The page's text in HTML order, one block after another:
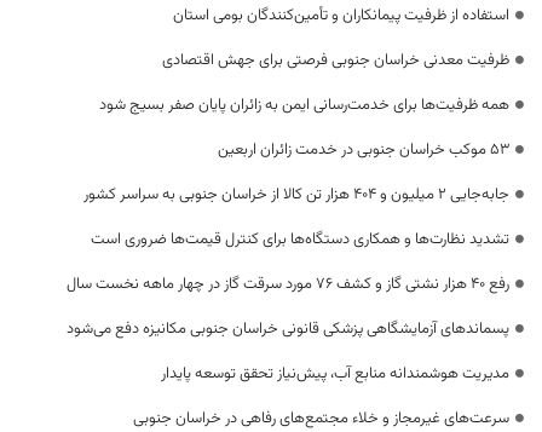
استفاده از ظرفیت پیمانکاران و تأمین‌کنندگان بومی استان
ظرفیت معدنی خراسان جنوبی فرصتی برای جهش اقتصادی
همه ظرفیت‌ها برای خدمت‌رسانی ایمن به زائران پایان صفر بسیج شود
53 موکب خراسان جنوبی در خدمت زائران اربعین
جابه‌جایی 2 میلیون و 404 هزار تن کالا از خراسان جنوبی به سراسر کشور
تشدید نظارت‌ها و همکاری دستگاه‌ها برای کنترل قیمت‌ها ضروری است
رفع 40 هزار نشتی گاز و کشف 76 مورد سرقت گاز در چهار ماهه نخست سال
پسماندهای آزمایشگاهی پزشکی قانونی خراسان جنوبی مکانیزه دفع می‌شود
مدیریت هوشمندانه منابع آب، پیش‌نیاز تحقق توسعه پایدار
سرعت‌های غیرمجاز و خلاء مجتمع‌های رفاهی در خراسان جنوبی